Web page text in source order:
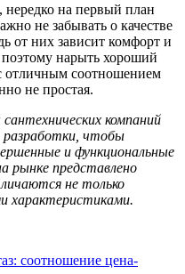
нередко на первый план
не забывать о качестве
от них зависит комфорт и
нарыть хороший
отличным соотношением
не простая.
компаний
разработки, чтобы
и функциональные
рынке представлено
не только
характеристиками.
соотношение цена-